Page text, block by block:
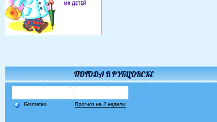
ПОГОДА В РУБЦОВСКЕ